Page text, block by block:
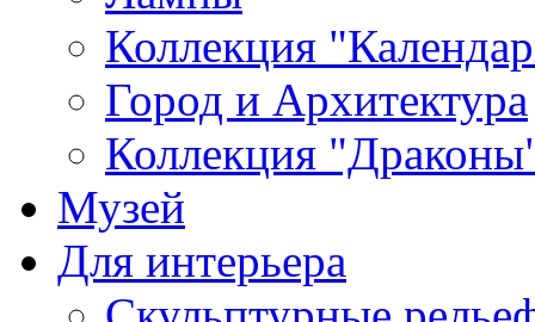
Коллекция
Город и Архитектура
Коллекция
Музей
Для интерьера